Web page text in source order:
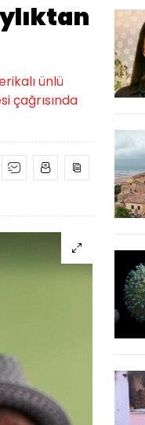
ünlü
çağrısında